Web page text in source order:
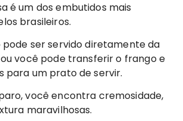
é um dos embutidos mais
brasileiros.
ser servido diretamente da
você pode transferir o frango e
para um prato de servir.
você encontra cremosidade,
maravilhosas.